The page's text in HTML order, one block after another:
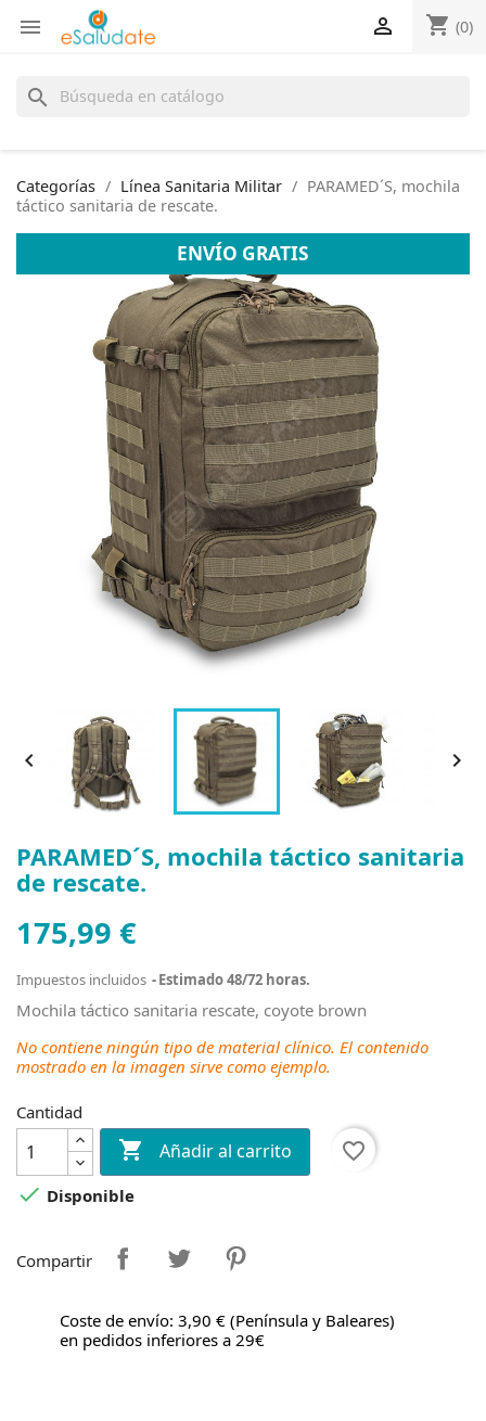
 shopping_cart (0)

search
Categorías Línea Sanitaria Militar
PARAMED´S, mochila
táctico sanitaria de rescate.
ENVÍO GRATIS
 
PARAMED´S, mochila táctico sanitaria
de rescate.
175,99 €
Impuestos incluidos Estimado 48/72 horas.
Mochila táctico sanitaria rescate, coyote brown
No contiene ningún tipo de material clínico. El contenido
mostrado en la imagen sirve como ejemplo.
Cantidad
 Añadir al carrito
favorite_border
 Disponible
Compartir
Coste de envío: 3,90 € (Península y Baleares)
en pedidos inferiores a 29€